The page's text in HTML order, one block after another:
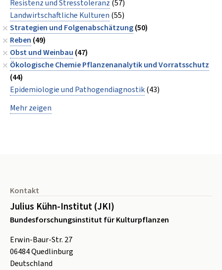
Resistenz und Stresstoleranz (57)
Landwirtschaftliche Kulturen (55)
Strategien und Folgenabschätzung(50)
Reben (49)
Obst und Weinbau (47)
Ökologische Chemie Pflanzenanalytik und Vorratsschutz
(44)
Epidemiologie und Pathogendiagnostik(43)
Mehr zeigen
Kontakt
Julius Kühn-Institut (JKI)
Bundesforschungsinstitut für Kulturpflanzen
Erwin-Baur-Str. 27
06484Quedlinburg
Deutschland